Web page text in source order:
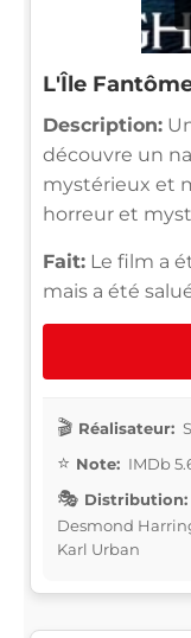
L'Île
Description:
découvre un
mystérieux et
horreur et
Fait: Le film a
mais a été
Réalisateur:
Note: IMDb
Distribution:
Desmond
Karl Urban